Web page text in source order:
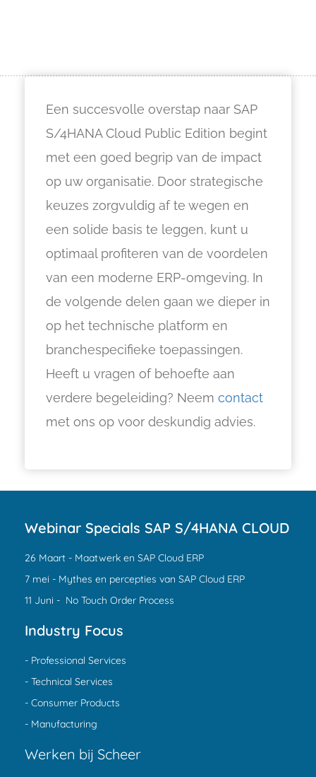
Een succesvolle overstap naar SAP
S/4HANA Cloud Public Edition begint
met een goed begrip van de impact
op uw organisatie. Door strategische
keuzes zorgvuldig af te wegen en
een solide basis te leggen, kunt u
optimaal profiteren van de voordelen
van een moderne ERP-omgeving. In
de volgende delen gaan we dieper in
op het technische platform en
branchespecifieke toepassingen.
Heeft u vragen of behoefte aan
verdere begeleiding? Neem contact
met ons op voor deskundig advies.
Webinar Specials SAP S/4HANA CLOUD
26 Maart - Maatwerk en SAP Cloud ERP
7 mei - Mythes en percepties van SAP Cloud ERP
11 Juni - No Touch Order Process
Industry Focus
- Professional Services
- Technical Services
- Consumer Products
- Manufacturing
Werken bij Scheer